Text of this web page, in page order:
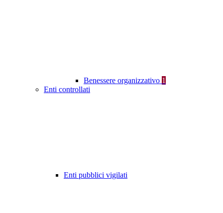
Benessere organizzativo 1
Enti controllati
Enti pubblici vigilati